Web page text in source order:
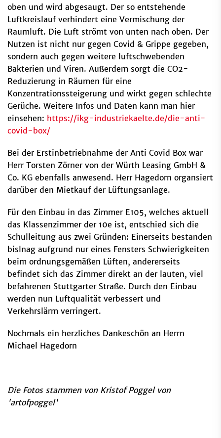
oben und wird abgesaugt. Der so entstehende
Luftkreislauf verhindert eine Vermischung der
Raumluft. Die Luft strömt von unten nach oben. Der
Nutzen ist nicht nur gegen Covid & Grippe gegeben,
sondern auch gegen weitere luftschwebenden
Bakterien und Viren. Außerdem sorgt die CO2-
Reduzierung in Räumen für eine
Konzentrationssteigerung und wirkt gegen schlechte
Gerüche. Weitere Infos und Daten kann man hier
einsehen: https://ikg-industriekaelte.de/die-anti-
covid-box/
Bei der Erstinbetriebnahme der Anti Covid Box war
Herr Torsten Zörner von der Würth Leasing GmbH &
Co. KG ebenfalls anwesend. Herr Hagedorn organsiert
darüber den Mietkauf der Lüftungsanlage.
Für den Einbau in das Zimmer E105, welches aktuell
das Klassenzimmer der 10e ist, entschied sich die
Schulleitung aus zwei Gründen: Einerseits bestanden
bislnag aufgrund nur eines Fensters Schwierigkeiten
beim ordnungsgemäßen Lüften, andererseits
befindet sich das Zimmer direkt an der lauten, viel
befahrenen Stuttgarter Straße. Durch den Einbau
werden nun Luftqualität verbessert und
Verkehrslärm verringert.
Nochmals ein herzliches Dankeschön an Herrn
Michael Hagedorn
Die Fotos stammen von Kristof Poggel von
'artofpoggel'